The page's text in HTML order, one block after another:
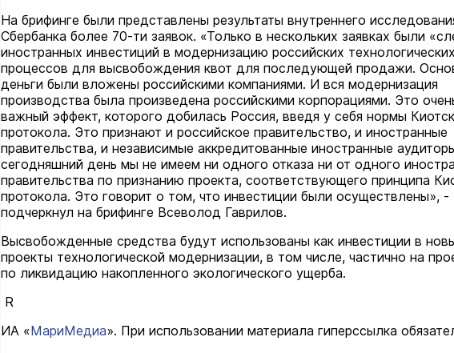
На брифинге были представлены результаты внутреннего
Сбербанка более 70-ти заявок. «Только в нескольких заявках были
иностранных инвестиций в модернизацию российских технологических
процессов для высвобождения квот для последующей продажи.
деньги были вложены российскими компаниями. И вся модернизация
производства была произведена российскими корпорациями. Это
важный эффект, которого добилась Россия, введя у себя нормы
протокола. Это признают и российское правительство, и иностранные
правительства, и независимые аккредитованные иностранные
сегодняшний день мы не имеем ни одного отказа ни от одного
правительства по признанию проекта, соответствующего принципа
протокола. Это говорит о том, что инвестиции были осуществлены», -
подчеркнул на брифинге Всеволод Гаврилов.
Высвобожденные средства будут использованы как инвестиции в
проекты технологической модернизации, в том числе, частично на
по ликвидацию накопленного экологического ущерба.
R
ИА «МариМедиа». При использовании материала гиперссылка